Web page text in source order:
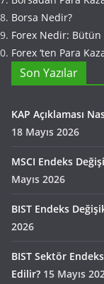
Borsa Nedir?
Forex Nedir: Bütün
Forex ‘ten Para
Son Yazılar
KAP Açıklaması
18 Mayıs 2026
MSCI Endeks
Mayıs 2026
BIST Endeks
2026
BIST Sektör
Edilir? 15 Mayıs